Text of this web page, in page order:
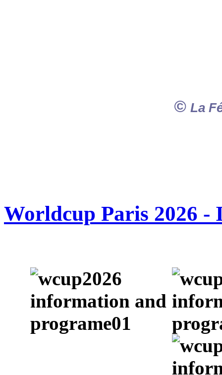
© La
Worldcup Paris 2026 -